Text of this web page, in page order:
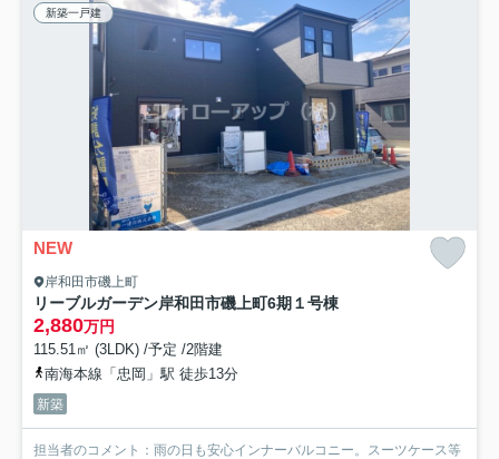
新築一戸建
NEW
岸和田市磯上町
リーブルガーデン岸和田市磯上町6期１号棟
2,880万円
115.51㎡ (3LDK) /予定 /2階建
南海本線「忠岡」駅 徒歩13分
新築
担当者のコメント：雨の日も安心インナーバルコニー。スーツケース等